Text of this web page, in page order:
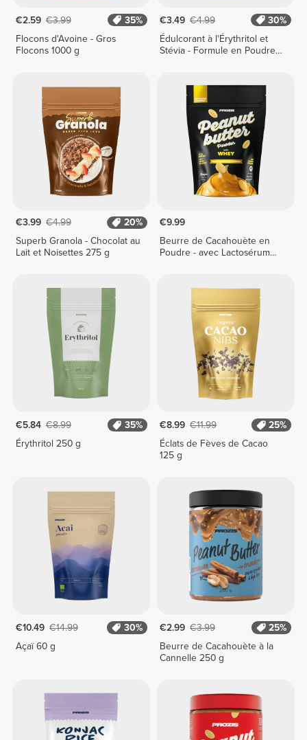
€2.59 €3.99
35%
Flocons d'Avoine - Gros
Flocons 1000 g
€3.49 €4.99
30%
Édulcorant à l'Érythritol et
Stévia - Formule en Poudre -
€3.99 €4.99
20%
Superb Granola - Chocolat au
Lait et Noisettes 275 g
€9.99
Beurre de Cacahouète en
Poudre - avec Lactosérum
€5.84 €8.99
35%
Érythritol 250 g
€8.99 €11.99
25%
Éclats de Fèves de Cacao
125 g
€10.49 €14.99
30%
Açaï 60 g
€2.99 €3.99
25%
Beurre de Cacahouète à la
Cannelle 250 g